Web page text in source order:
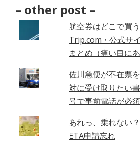
Archives
– other post –
航空券はどこで買
Trip.com・公式サ
まとめ（痛い目に
佐川急便が不在票
対に受け取りたい
号で事前電話が必須
あれっ、乗れない
ETA申請忘れ